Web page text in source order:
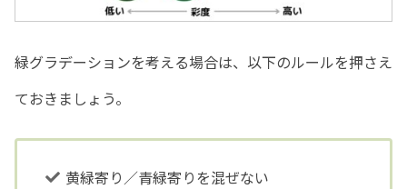
緑グラデーションを考える場合は、以下のルールを押さえ
ておきましょう。
黄緑寄り／青緑寄りを混ぜない